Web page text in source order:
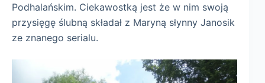
Podhalańskim. Ciekawostką jest że w nim swoją
przysięgę ślubną składał z Maryną słynny Janosik
ze znanego serialu.